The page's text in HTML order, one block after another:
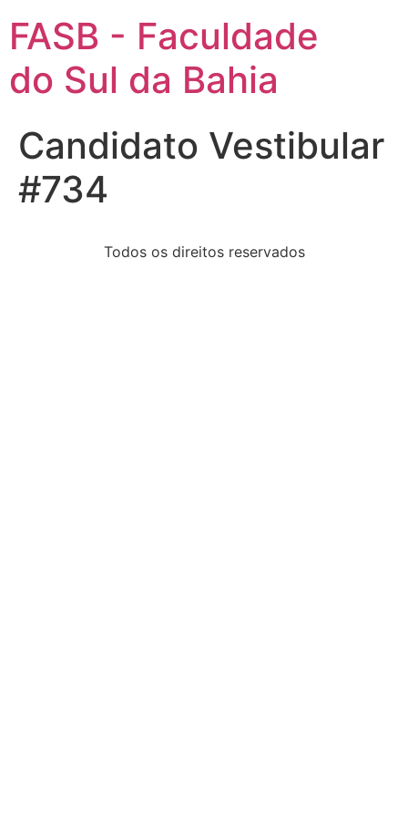
FASB - Faculdade
do Sul da Bahia
Candidato Vestibular
#734
Todos os direitos reservados